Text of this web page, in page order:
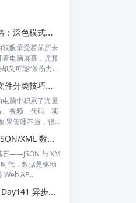
Mac护眼终极攻略：深色模式与多重技巧，打造舒适健康的数字生活
眼承受着前所未
电脑屏幕，尤其
又可能“杀伤力...
告别杂乱！Mac文件分类技巧：从入门到精通的标签使用指南
脑中积累了海量
视频、代码、项
果管理不当，很
用 Python 驾驭 JSON/XML 数据：高效解析与灵活转换的实践指南
石——JSON 与 XM
代，数据是驱动
Web AP...
Python基础入门 Day141 异步系统中的优先级调度与资源分配：让重要任务先完成